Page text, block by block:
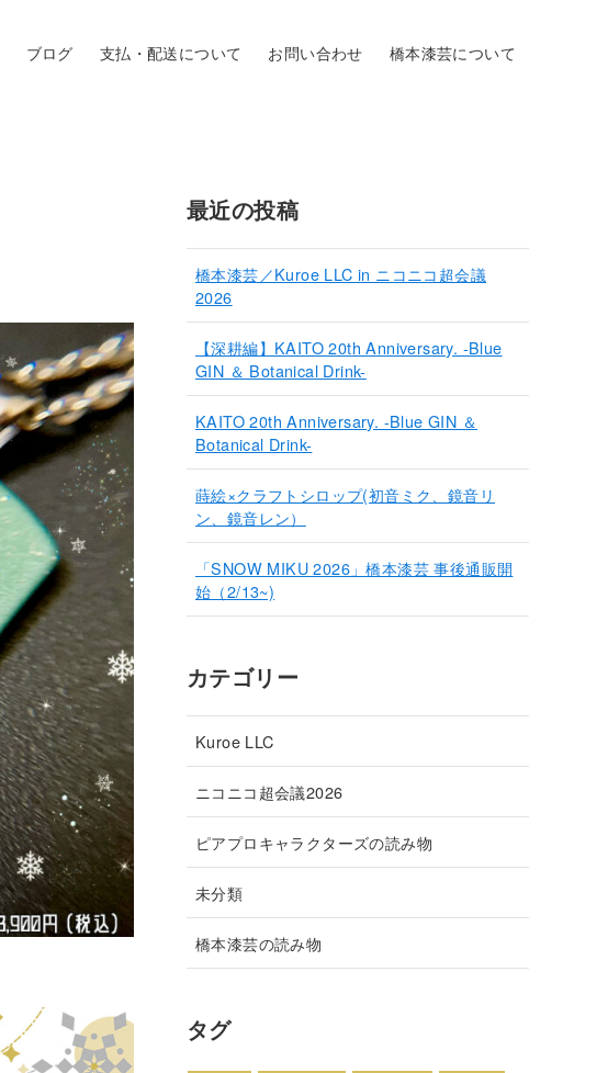
ブログ 支払・配送について お問い合わせ 橋本漆芸について
最近の投稿
橋本漆芸／Kuroe LLC in ニコニコ超会議
2026
【深耕編】KAITO 20th Anniversary. -Blue
GIN ＆ Botanical Drink-
KAITO 20th Anniversary. -Blue GIN ＆
Botanical Drink-
蒔絵×クラフトシロップ(初音ミク、鏡音リ
ン、鏡音レン）
「SNOW MIKU 2026」橋本漆芸 事後通販開
始（2/13~)
カテゴリー
Kuroe LLC
ニコニコ超会議2026
ピアプロキャラクターズの読み物
未分類
橋本漆芸の読み物
タグ